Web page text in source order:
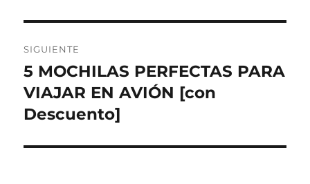
SIGUIENTE
Entrada
siguiente:
5 MOCHILAS PERFECTAS PARA
VIAJAR EN AVIÓN [con
Descuento]